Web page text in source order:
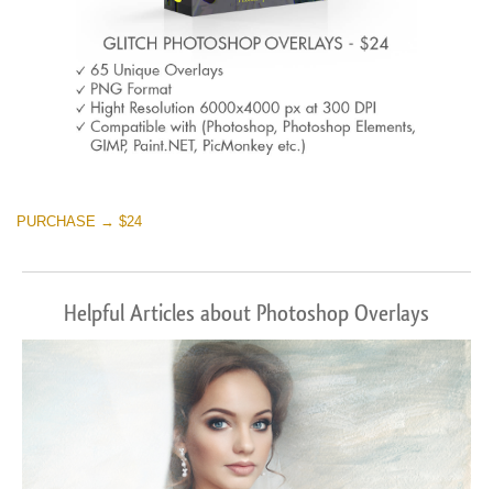
PURCHASE → $24
Helpful Articles about Photoshop Overlays